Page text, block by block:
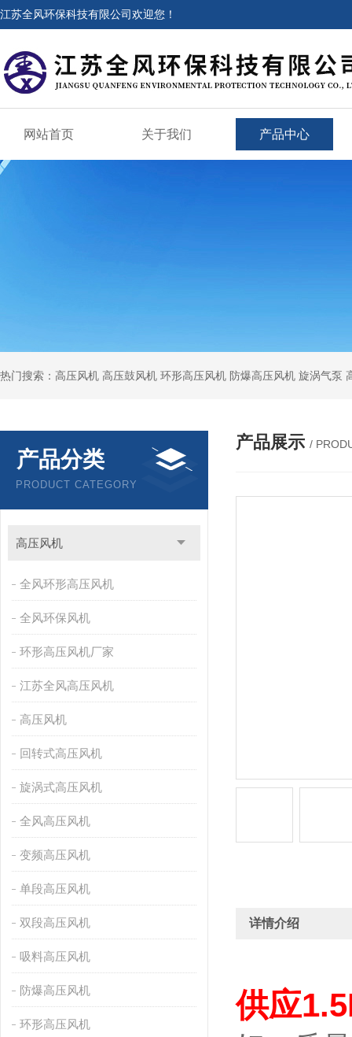
江苏全风环保科技有限公司欢迎您！
网站首页 关于我们 产品中心
热门搜索：高压风机 高压鼓风机 环形高压风机 防爆高压风机 旋涡气泵
产品分类
PRODUCT CATEGORY
高压风机
全风环形高压风机
全风环保风机
环形高压风机厂家
江苏全风高压风机
高压风机
回转式高压风机
旋涡式高压风机
全风高压风机
变频高压风机
单段高压风机
双段高压风机
吸料高压风机
防爆高压风机
环形高压风机
产品展示 /
详情介绍
供应